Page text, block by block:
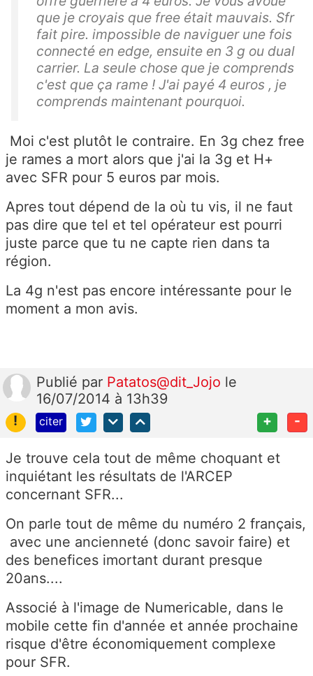
que je croyais que free était mauvais. Sfr
fait pire. impossible de naviguer une fois
connecté en edge, ensuite en 3 g ou dual
carrier. La seule chose que je comprends
c'est que ça rame ! J'ai payé 4 euros , je
comprends maintenant pourquoi.
Moi c'est plutôt le contraire. En 3g chez free
je rames a mort alors que j'ai la 3g et H+
avec SFR pour 5 euros par mois.
Apres tout dépend de la où tu vis, il ne faut
pas dire que tel et tel opérateur est pourri
juste parce que tu ne capte rien dans ta
région.
La 4g n'est pas encore intéressante pour le
moment a mon avis.
Publié par Patatos@dit_Jojo le
16/07/2014 à 13h39
!
citer + -
Je trouve cela tout de même choquant et
inquiétant les résultats de l'ARCEP
concernant SFR...
On parle tout de même du numéro 2 français,
avec une ancienneté (donc savoir faire) et
des benefices imortant durant presque
20ans....
Associé à l'image de Numericable, dans le
mobile cette fin d'année et année prochaine
risque d'être économiquement complexe
pour SFR.